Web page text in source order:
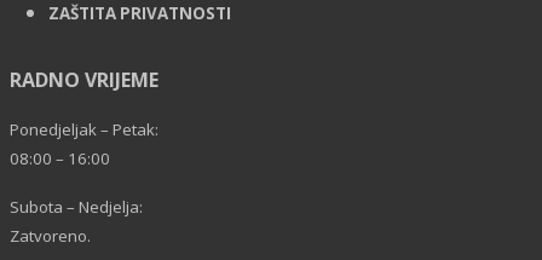
ZAŠTITA PRIVATNOSTI
RADNO VRIJEME
Ponedjeljak – Petak:
08:00 – 16:00
Subota – Nedjelja:
Zatvoreno.